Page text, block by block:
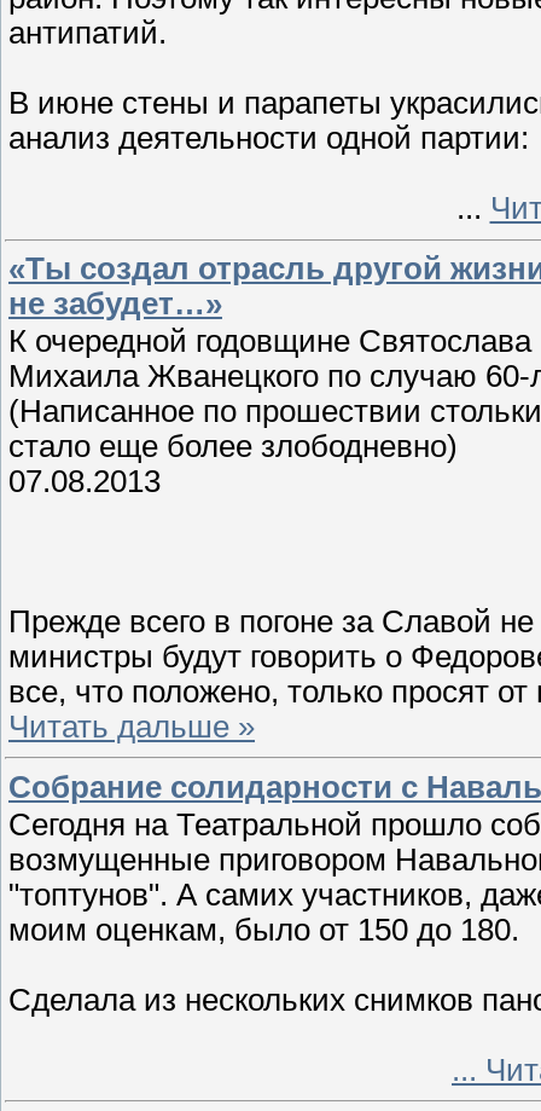
антипатий.
В июне стены и парапеты
анализ деятельности одной партии:
...
«Ты создал отрасль другой
не забудет…»
К очередной годовщине
Михаила Жванецкого по случаю
(Написанное по прошествии
стало еще более злободневно)
07.08.2013
Прежде всего в погоне за Славой
министры будут говорить о
все, что положено, только просят
Читать дальше »
Собрание солидарности с
Сегодня на Театральной прошло
возмущенные приговором
"топтунов". А самих участников,
моим оценкам, было от 150 до 180.
Сделала из нескольких снимков
...